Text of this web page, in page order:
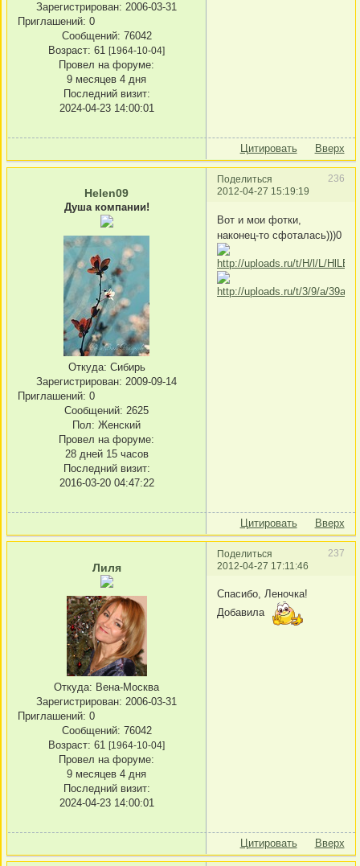
Зарегистрирован: 2006-03-31
Приглашений: 0
Сообщений: 76042
Возраст: 61 [1964-10-04]
Провел на форуме:
9 месяцев 4 дня
Последний визит:
2024-04-23 14:00:01
Цитировать Вверх
Поделиться
236
2012-04-27 15:19:19
Helen09
Душа компании!
Откуда: Сибирь
Зарегистрирован: 2009-09-14
Приглашений: 0
Сообщений: 2625
Пол: Женский
Провел на форуме:
28 дней 15 часов
Последний визит:
2016-03-20 04:47:22
Вот и мои фотки,
наконец-то сфоталась)))0
Цитировать Вверх
Поделиться
237
2012-04-27 17:11:46
Лиля
Откуда: Вена-Москва
Зарегистрирован: 2006-03-31
Приглашений: 0
Сообщений: 76042
Возраст: 61 [1964-10-04]
Провел на форуме:
9 месяцев 4 дня
Последний визит:
2024-04-23 14:00:01
Спасибо, Леночка!
Добавила
Цитировать Вверх